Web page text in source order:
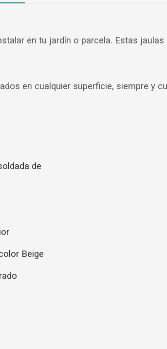
en tu jardín o parcela. Estas
en cualquier superficie, siempre y
de
Beige